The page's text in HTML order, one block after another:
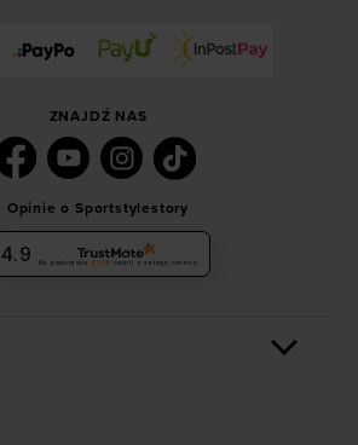
ZNAJDŹ NAS
Opinie o Sportstylestory
4.9 Na podstawie 6029 opinii z całego okresu